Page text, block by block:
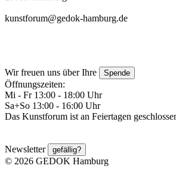
kunstforum@gedok-hamburg.de
Wir freuen uns über Ihre Spende
Öffnungszeiten:
Mi - Fr 13:00 - 18:00 Uhr
Sa+So 13:00 - 16:00 Uhr
Das Kunstforum ist an Feiertagen
Newsletter gefällig?
© 2026 GEDOK Hamburg